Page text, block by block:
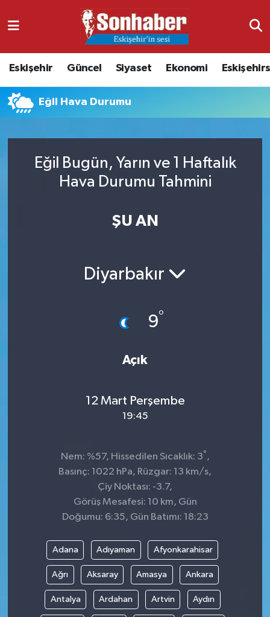
Eskişehir Güncel Siyaset Ekonomi
Eğil Hava Durumu
Eğil Bugün, Yarın ve 1 Haftalık
Hava Durumu Tahmini
ŞU AN
Diyarbakır
9°
Açık
12 Mart Perşembe
19:45
Nem: %57, Hissedilen Sıcaklık: 3° ,
Basınç: 1022 hPa, Rüzgar: 13 km/s,
Çiy Noktası: -3.7,
Görüş Mesafesi: 10 km, Gün
Doğumu: 6:35, Gün Batımı: 18:23
Adana Adıyaman Afyonkarahisar
Ağrı Aksaray Amasya Ankara
Antalya Ardahan Artvin Aydın
Ekonomi
Güncel
Kültür & Sanat
Nöbetçi Eczaneler
Namaz Vakitleri
Trafik Durumu
Süper Lig Puan Durumu ve Fikstür
Son Dakika Haberleri